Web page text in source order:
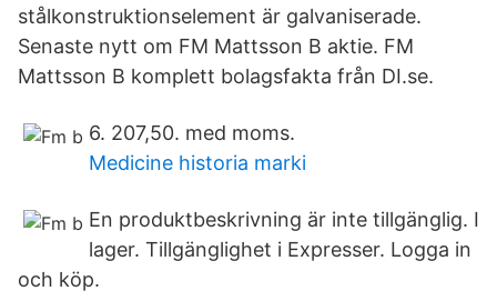
stålkonstruktionselement är galvaniserade.
Senaste nytt om FM Mattsson B aktie. FM
Mattsson B komplett bolagsfakta från DI.se.
6. 207,50. med moms.
Medicine historia marki
En produktbeskrivning är inte tillgänglig. I
lager. Tillgänglighet i Expresser. Logga in
och köp.